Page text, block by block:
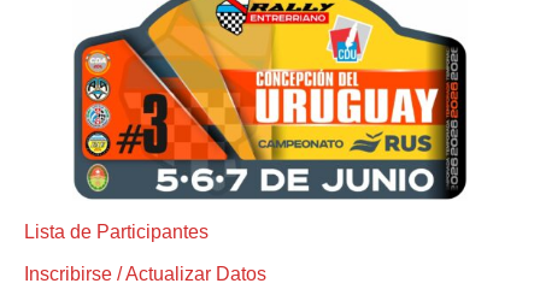
Lista de Participantes
Inscribirse / Actualizar Datos